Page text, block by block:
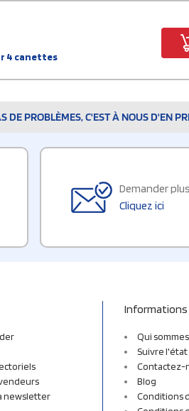
4 canettes
PROBLÈMES, C'EST À NOUS D'EN
Demander
Cliquez ici
newsletter
Informations
Qui
Suivre
Contactez-
Blog
Conditions